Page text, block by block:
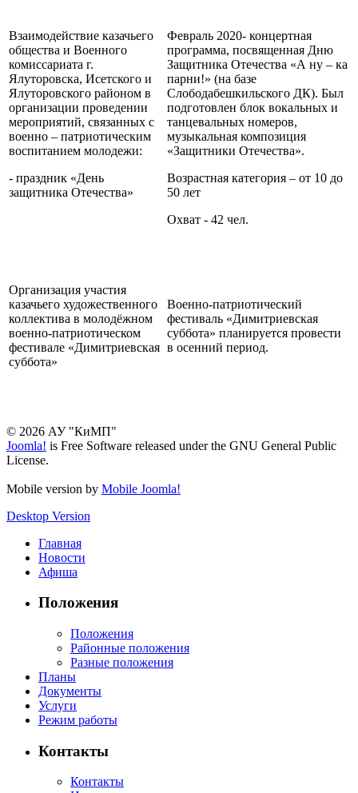
Взаимодействие казачьего
общества и Военного
комиссариата г.
Ялуторовска, Исетского и
Ялуторовского районом в
организации проведении
мероприятий, связанных с
военно – патриотическим
воспитанием молодежи:
- праздник «День
защитника Отечества»
Февраль 2020- концертная
программа, посвященная Дню
Защитника Отечества «А ну – ка
парни!» (на базе
Слободабешкильского ДК). Был
подготовлен блок вокальных и
танцевальных номеров,
музыкальная композиция
«Защитники Отечества».
Возрастная категория – от 10 до
50 лет
Охват - 42 чел.
Организация участия
казачьего художественного
коллектива в молодёжном
военно-патриотическом
фестивале «Димитриевская
суббота»
Военно-патриотический
фестиваль «Димитриевская
суббота» планируется провести
в осенний период.
© 2026 АУ "КиМП"
Joomla! is Free Software released under the GNU General Public
License.
Mobile version by Mobile Joomla!
Desktop Version
Главная
Новости
Афиша
Положения
Положения
Районные положения
Разные положения
Планы
Документы
Услуги
Режим работы
Контакты
Контакты